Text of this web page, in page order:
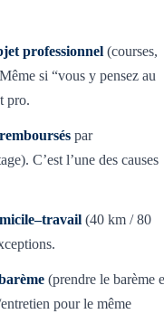
professionnel (courses,
si “vous y pensez au
pro.
par
C’est l’une des causes
(40 km / 80
(prendre le barème
pour le même